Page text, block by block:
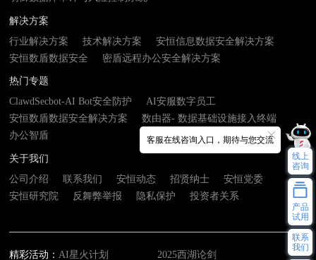
解决方案
行业解决方案
技术解决方案
安恒信息数据安全解决方案
安恒数盾数据安全
密盾远程办公安全解决方案
热门专题
ClawdSecbot-AI Bot安全防护
AI安服数字员工
安恒数盾数据安全解决方案
数由器- 数据基础设施接入终端
办公智盾
关于我们
公司介绍
联系我们 安恒动态 招贤纳士
安恒党委
安恒研究院
反舞弊举报 隐私保护 投资者关系
精彩活动： AI星火计划 2025西湖论剑
客服在线咨询入口，期待与您交流
线上
咨询
产品
试用
联系
我们